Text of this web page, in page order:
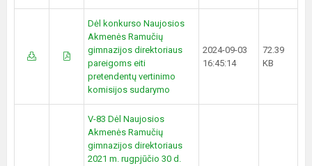
Dėl konkurso Naujosios
Akmenės Ramučių
gimnazijos direktoriaus
pareigoms eiti
pretendentų vertinimo
komisijos sudarymo
2024-09-03
16:45:14
72.39
KB
V-83 Dėl Naujosios
Akmenės Ramučių
gimnazijos direktoriaus
2021 m. rugpjūčio 30 d.